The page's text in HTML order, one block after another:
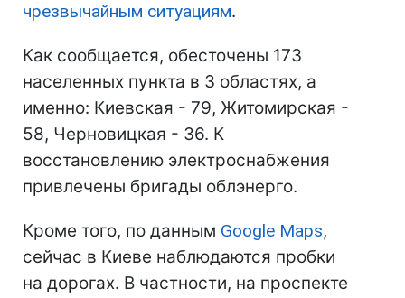
чрезвычайным ситуациям.
Как сообщается, обесточены 173
населенных пункта в 3 областях, а
именно: Киевская - 79, Житомирская -
58, Черновицкая - 36. К
восстановлению электроснабжения
привлечены бригады облэнерго.
Кроме того, по данным Google Maps,
сейчас в Киеве наблюдаются пробки
на дорогах. В частности, на проспекте